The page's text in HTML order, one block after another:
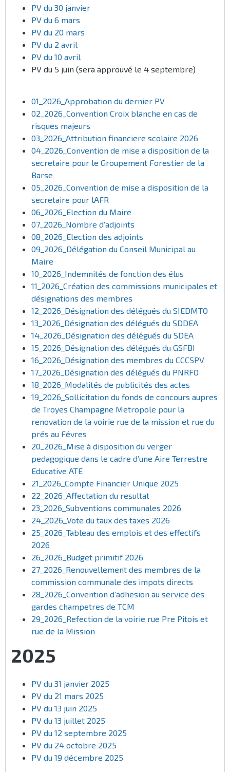
PV du 30 janvier
PV du 6 mars
PV du 20 mars
PV du 2 avril
PV du 10 avril
PV du 5 juin (sera approuvé le 4 septembre)
01_2026_Approbation du dernier PV
02_2026_Convention Croix blanche en cas de
risques majeurs
03_2026_Attribution financiere scolaire 2026
04_2026_Convention de mise a disposition de la
secretaire pour le Groupement Forestier de la
Barse
05_2026_Convention de mise a disposition de la
secretaire pour lAFR
06_2026_Election du Maire
07_2026_Nombre d’adjoints
08_2026_Election des adjoints
09_2026_Délégation du Conseil Municipal au
Maire
10_2026_Indemnités de fonction des élus
11_2026_Création des commissions municipales et
désignations des membres
12_2026_Désignation des délégués du SIEDMTO
13_2026_Désignation des délégués du SDDEA
14_2026_Désignation des délégués du SDEA
15_2026_Désignation des délégués du GSFBI
16_2026_Désignation des membres du CCCSPV
17_2026_Désignation des délégués du PNRFO
18_2026_Modalités de publicités des actes
19_2026_Sollicitation du fonds de concours aupres
de Troyes Champagne Metropole pour la
renovation de la voirie rue de la mission et rue du
prés au Févres
20_2026_Mise à disposition du verger
pedagogique dans le cadre d’une Aire Terrestre
Educative ATE
21_2026_Compte Financier Unique 2025
22_2026_Affectation du resultat
23_2026_Subventions communales 2026
24_2026_Vote du taux des taxes 2026
25_2026_Tableau des emplois et des effectifs
2026
26_2026_Budget primitif 2026
27_2026_Renouvellement des membres de la
commission communale des impots directs
28_2026_Convention d’adhesion au service des
gardes champetres de TCM
29_2026_Refection de la voirie rue Pre Pitois et
rue de la Mission
2025
PV du 31 janvier 2025
PV du 21 mars 2025
PV du 13 juin 2025
PV du 13 juillet 2025
PV du 12 septembre 2025
PV du 24 octobre 2025
PV du 19 décembre 2025